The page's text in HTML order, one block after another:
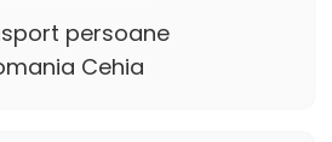
persoane
Cehia